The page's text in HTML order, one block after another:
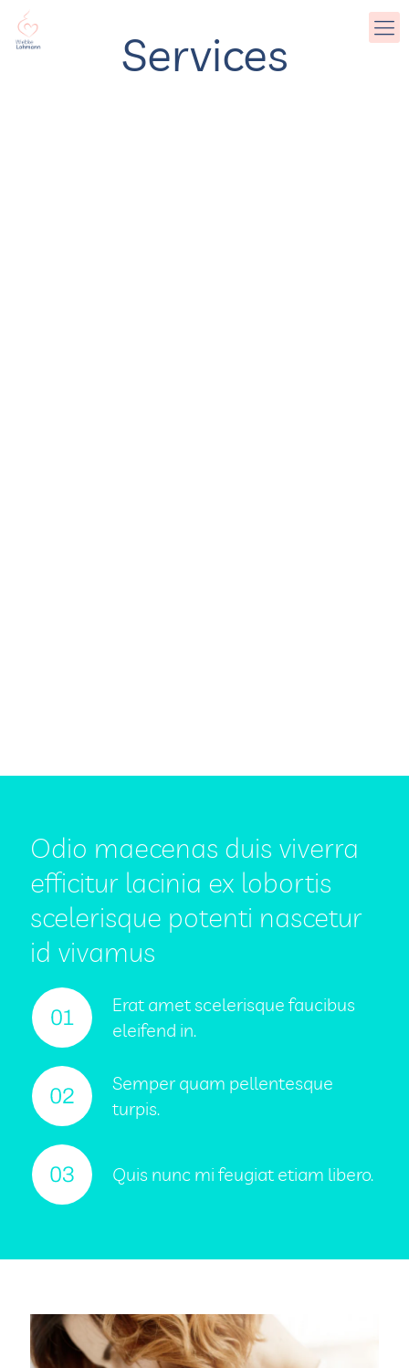
Services
Odio maecenas duis viverra
efficitur lacinia ex lobortis
scelerisque potenti nascetur
id vivamus
Erat amet scelerisque faucibus
eleifend in.
Semper quam pellentesque
turpis.
Quis nunc mi feugiat etiam libero.